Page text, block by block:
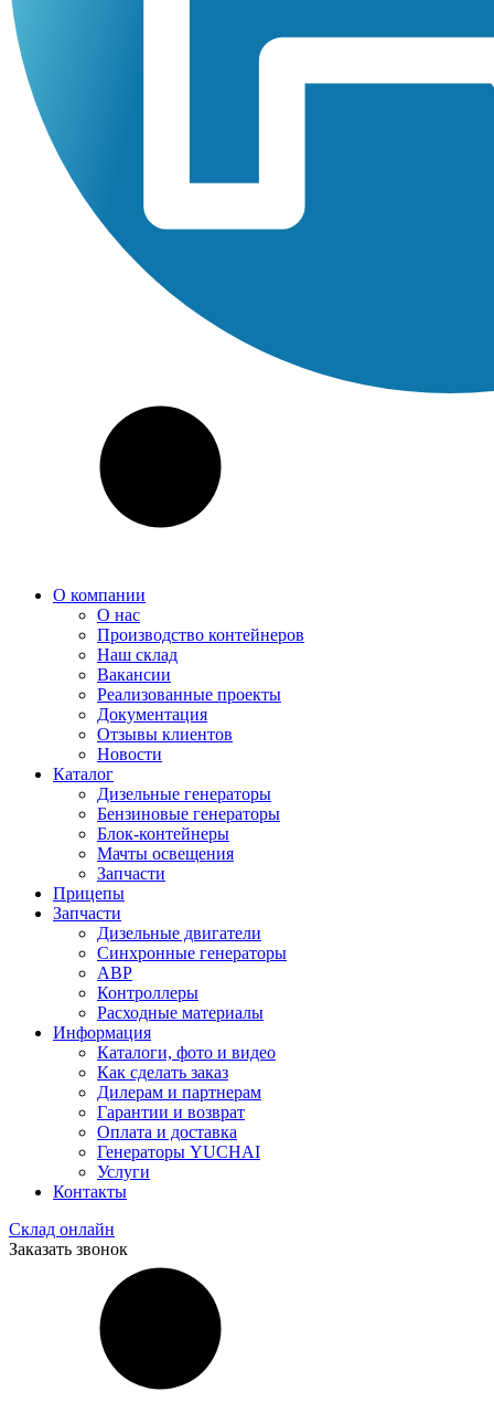
О компании
О нас
Производство контейнеров
Наш склад
Вакансии
Реализованные проекты
Документация
Отзывы клиентов
Новости
Каталог
Дизельные генераторы
Бензиновые генераторы
Блок-контейнеры
Мачты освещения
Запчасти
Прицепы
Запчасти
Дизельные двигатели
Синхронные генераторы
АВР
Контроллеры
Расходные материалы
Информация
Каталоги, фото и видео
Как сделать заказ
Дилерам и партнерам
Гарантии и возврат
Оплата и доставка
Генераторы YUCHAI
Услуги
Контакты
Склад онлайн
Заказать звонок